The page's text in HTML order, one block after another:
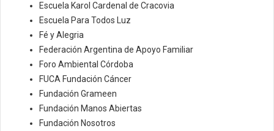
Escuela Karol Cardenal de Cracovia
Escuela Para Todos Luz
Fé y Alegria
Federación Argentina de Apoyo Familiar
Foro Ambiental Córdoba
FUCA Fundación Cáncer
Fundación Grameen
Fundación Manos Abiertas
Fundación Nosotros